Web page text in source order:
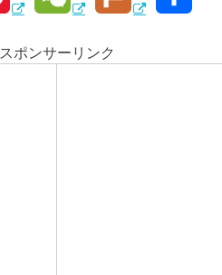
n C u
スポンサーリンク